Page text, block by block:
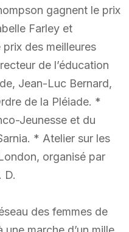
gagnent le prix
Farley et
des meilleures
de l’éducation
Jean-Luc Bernard,
de la Pléiade. *
Jeunesse et du
* Atelier sur les
organisé par
D.
des femmes de